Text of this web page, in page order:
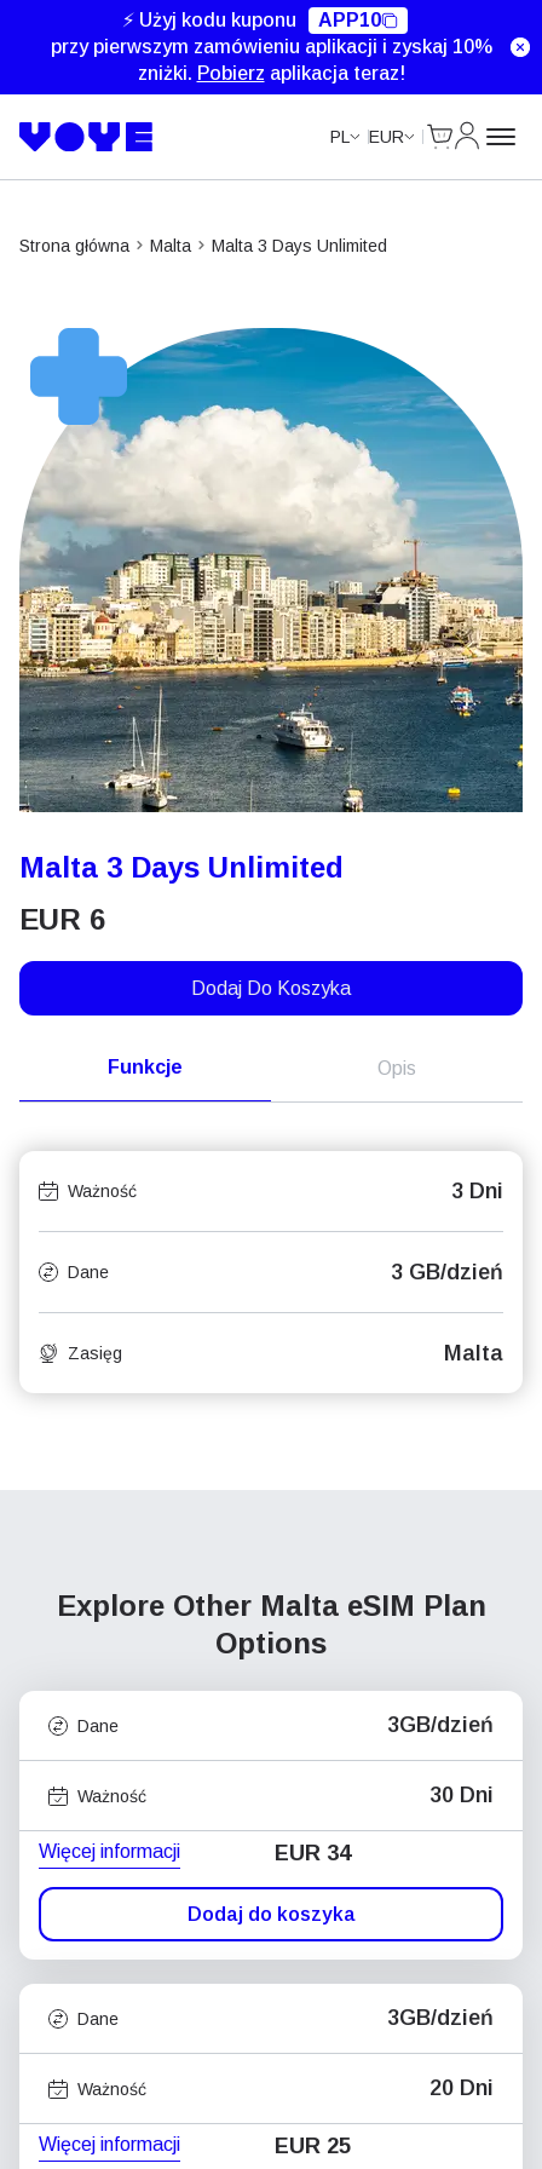
⚡ Użyj kodu kuponu
APP10
przy pierwszym zamówieniu aplikacji i zyskaj 10%
zniżki. Pobierz aplikacja teraz!
PL EUR
Strona główna Malta Malta 3 Days Unlimited
Malta 3 Days Unlimited
EUR 6
Dodaj Do Koszyka
Funkcje Opis
Ważność 3 Dni
Dane 3 GB/dzień
Zasięg Malta
Explore Other Malta eSIM Plan
Options
Dane 3GB/dzień
Ważność 30 Dni
Więcej informacji EUR 34
Dodaj do koszyka
Dane 3GB/dzień
Ważność 20 Dni
Więcej informacji EUR 25